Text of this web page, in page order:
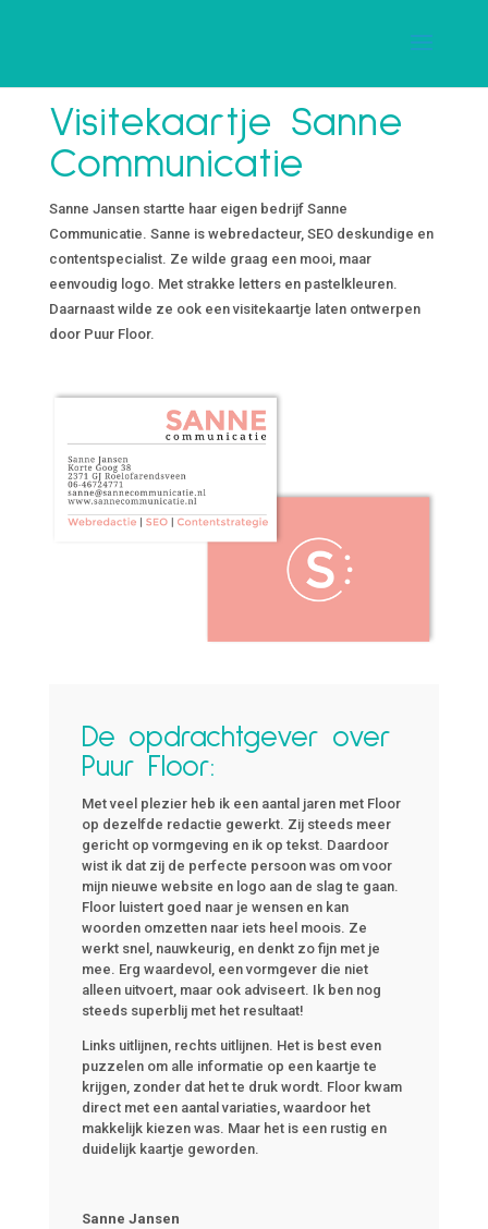
Visitekaartje Sanne
Communicatie
Sanne Jansen startte haar eigen bedrijf Sanne
Communicatie. Sanne is webredacteur, SEO deskundige en
contentspecialist. Ze wilde graag een mooi, maar
eenvoudig logo. Met strakke letters en pastelkleuren.
Daarnaast wilde ze ook een visitekaartje laten ontwerpen
door Puur Floor.
De opdrachtgever over
Puur Floor:
Met veel plezier heb ik een aantal jaren met Floor
op dezelfde redactie gewerkt. Zij steeds meer
gericht op vormgeving en ik op tekst. Daardoor
wist ik dat zij de perfecte persoon was om voor
mijn nieuwe website en logo aan de slag te gaan.
Floor luistert goed naar je wensen en kan
woorden omzetten naar iets heel moois. Ze
werkt snel, nauwkeurig, en denkt zo fijn met je
mee. Erg waardevol, een vormgever die niet
alleen uitvoert, maar ook adviseert. Ik ben nog
steeds superblij met het resultaat!
Links uitlijnen, rechts uitlijnen. Het is best even
puzzelen om alle informatie op een kaartje te
krijgen, zonder dat het te druk wordt. Floor kwam
direct met een aantal variaties, waardoor het
makkelijk kiezen was. Maar het is een rustig en
duidelijk kaartje geworden.
Sanne Jansen